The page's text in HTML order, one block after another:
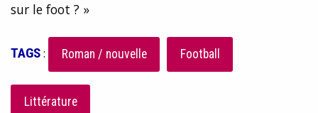
sur le foot ? »
TAGS: Roman / nouvelle Football
Littérature